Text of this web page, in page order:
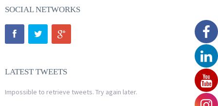
SOCIAL NETWORKS
LATEST TWEETS
Impossible to retrieve tweets. Try again later.